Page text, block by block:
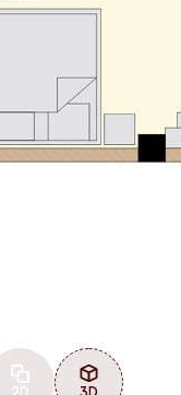
2D 3D